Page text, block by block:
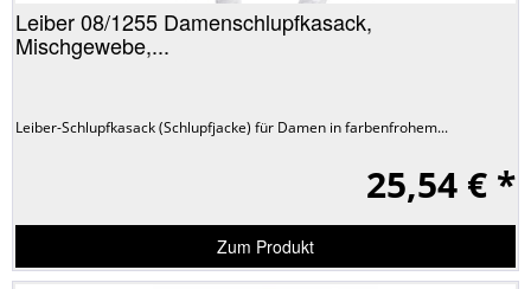
Leiber 08/1255 Damenschlupfkasack,
Mischgewebe,...
Leiber-Schlupfkasack (Schlupfjacke) für Damen in farbenfrohem...
25,54 € *
Zum Produkt